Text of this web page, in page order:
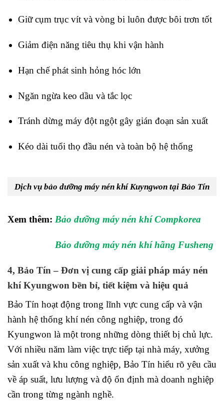
Giữ cụm trục vít và vòng bi luôn được bôi trơn tốt
Giảm điện năng tiêu thụ khi vận hành
Hạn chế phát sinh hỏng hóc lớn
Ngăn ngừa keo dầu và tắc lọc
Tránh dừng máy đột ngột gây gián đoạn sản xuất
Kéo dài tuổi thọ đầu nén và toàn bộ hệ thống
Dịch vụ bảo dưỡng máy nén khí Kuyngwon tại Bảo Tín
Xem thêm: Bảo dưỡng máy nén khí Compkorea
Bảo dưỡng máy nén khí hãng Fusheng
4, Bảo Tín – Đơn vị cung cấp giải pháp máy nén
khí Kyungwon bền bỉ, tiết kiệm và hiệu quả
Bảo Tín hoạt động trong lĩnh vực cung cấp và vận
hành hệ thống khí nén công nghiệp, trong đó
Kyungwon là một trong những dòng thiết bị chủ lực.
Với nhiều năm làm việc trực tiếp tại nhà máy, xưởng
sản xuất và khu công nghiệp, Bảo Tín hiểu rõ yêu cầu
về áp suất, lưu lượng và độ ổn định mà doanh nghiệp
cần trong từng ngành nghề.